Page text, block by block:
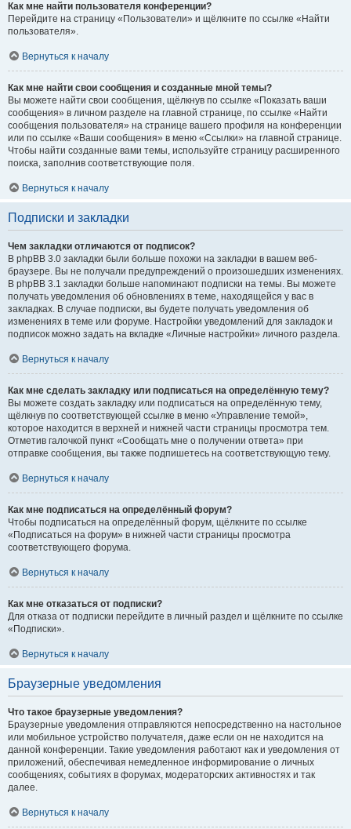
Как мне найти пользователя конференции?
Перейдите на страницу «Пользователи» и щёлкните по ссылке «Найти
пользователя».
Вернуться к началу
Как мне найти свои сообщения и созданные мной темы?
Вы можете найти свои сообщения, щёлкнув по ссылке «Показать ваши
сообщения» в личном разделе на главной странице, по ссылке «Найти
сообщения пользователя» на странице вашего профиля на конференции
или по ссылке «Ваши сообщения» в меню «Ссылки» на главной странице.
Чтобы найти созданные вами темы, используйте страницу расширенного
поиска, заполнив соответствующие поля.
Вернуться к началу
Подписки и закладки
Чем закладки отличаются от подписок?
В phpBB 3.0 закладки были больше похожи на закладки в вашем веб-
браузере. Вы не получали предупреждений о произошедших изменениях.
В phpBB 3.1 закладки больше напоминают подписки на темы. Вы можете
получать уведомления об обновлениях в теме, находящейся у вас в
закладках. В случае подписки, вы будете получать уведомления об
изменениях в теме или форуме. Настройки уведомлений для закладок и
подписок можно задать на вкладке «Личные настройки» личного раздела.
Вернуться к началу
Как мне сделать закладку или подписаться на определённую тему?
Вы можете создать закладку или подписаться на определённую тему,
щёлкнув по соответствующей ссылке в меню «Управление темой»,
которое находится в верхней и нижней части страницы просмотра тем.
Отметив галочкой пункт «Сообщать мне о получении ответа» при
отправке сообщения, вы также подпишетесь на соответствующую тему.
Вернуться к началу
Как мне подписаться на определённый форум?
Чтобы подписаться на определённый форум, щёлкните по ссылке
«Подписаться на форум» в нижней части страницы просмотра
соответствующего форума.
Вернуться к началу
Как мне отказаться от подписки?
Для отказа от подписки перейдите в личный раздел и щёлкните по ссылке
«Подписки».
Вернуться к началу
Браузерные уведомления
Что такое браузерные уведомления?
Браузерные уведомления отправляются непосредственно на настольное
или мобильное устройство получателя, даже если он не находится на
данной конференции. Такие уведомления работают как и уведомления от
приложений, обеспечивая немедленное информирование о личных
сообщениях, событиях в форумах, модераторских активностях и так
далее.
Вернуться к началу